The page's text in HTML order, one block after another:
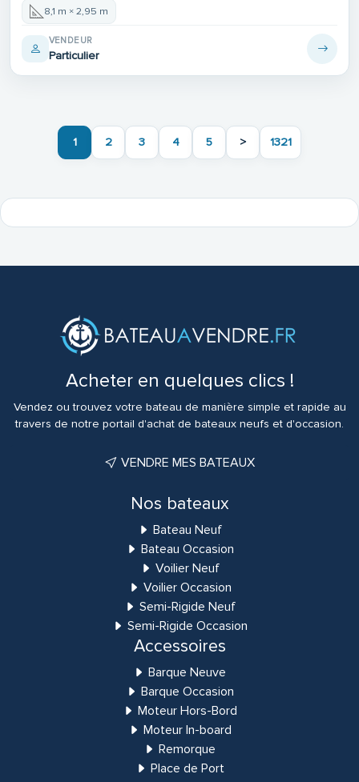
8,1 m × 2,95 m
VENDEUR
Particulier
1 2 3 4 5 > 1321
Acheter en quelques clics !
Vendez ou trouvez votre bateau de manière simple et rapide au
travers de notre portail d'achat de bateaux neufs et d'occasion.
VENDRE MES BATEAUX
Nos bateaux
Bateau Neuf
Bateau Occasion
Voilier Neuf
Voilier Occasion
Semi-Rigide Neuf
Semi-Rigide Occasion
Accessoires
Barque Neuve
Barque Occasion
Moteur Hors-Bord
Moteur In-board
Remorque
Place de Port